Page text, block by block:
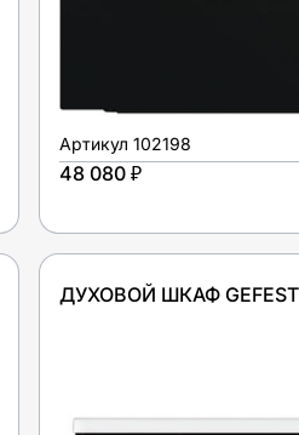
Артикул 102198
48 080 ₽
ДУХОВОЙ ШКАФ